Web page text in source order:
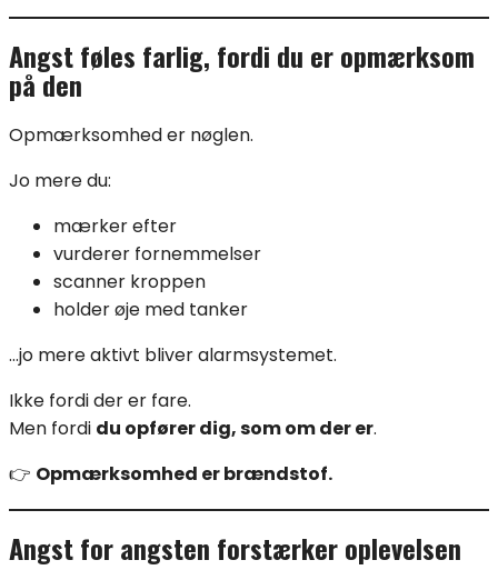
Angst føles farlig, fordi du er opmærksom
på den
Opmærksomhed er nøglen.
Jo mere du:
mærker efter
vurderer fornemmelser
scanner kroppen
holder øje med tanker
…jo mere aktivt bliver alarmsystemet.
Ikke fordi der er fare.
Men fordi du opfører dig, som om der er.
👉 Opmærksomhed er brændstof.
Angst for angsten forstærker oplevelsen